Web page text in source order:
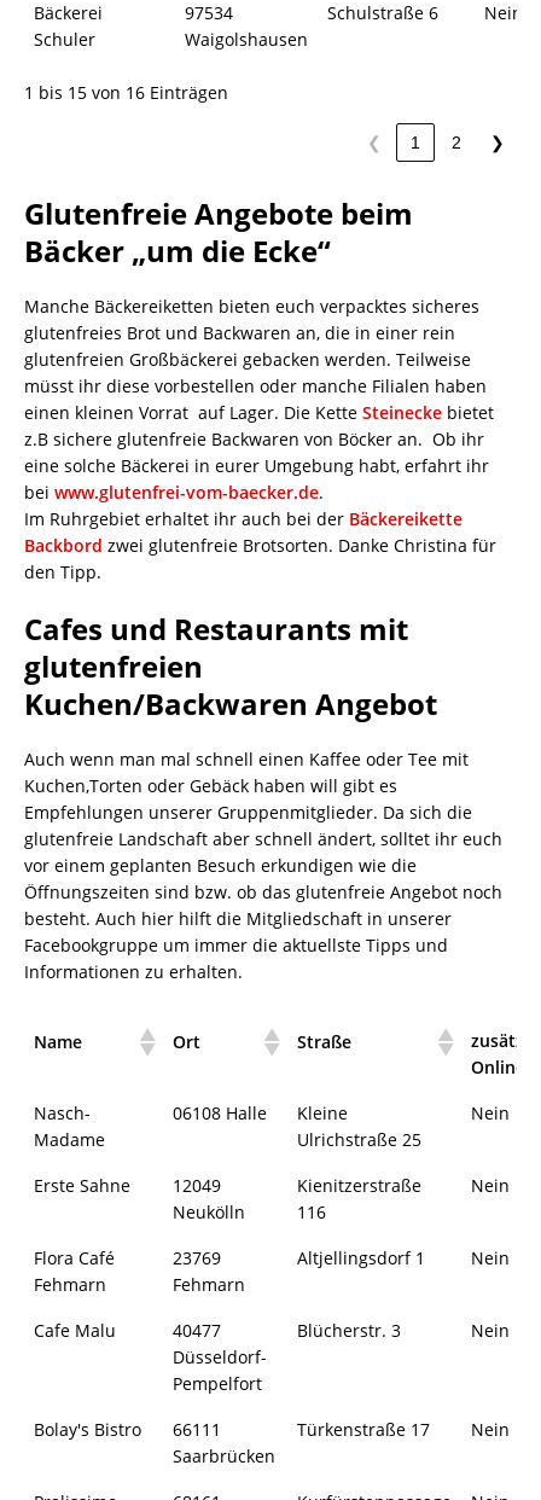
Bäckerei
Schuler
97534
Waigolshausen
Schulstraße 6 Nein
1 bis 15 von 16 Einträgen
❮ 1 2 ❯
Glutenfreie Angebote beim
Bäcker „um die Ecke“
Manche Bäckereiketten bieten euch verpacktes sicheres
glutenfreies Brot und Backwaren an, die in einer rein
glutenfreien Großbäckerei gebacken werden. Teilweise
müsst ihr diese vorbestellen oder manche Filialen haben
einen kleinen Vorrat auf Lager. Die Kette Steinecke bietet
z.B sichere glutenfreie Backwaren von Böcker an. Ob ihr
eine solche Bäckerei in eurer Umgebung habt, erfahrt ihr
bei www.glutenfrei-vom-baecker.de.
Im Ruhrgebiet erhaltet ihr auch bei der Bäckereikette
Backbord zwei glutenfreie Brotsorten. Danke Christina für
den Tipp.
Cafes und Restaurants mit
glutenfreien
Kuchen/Backwaren Angebot
Auch wenn man mal schnell einen Kaffee oder Tee mit
Kuchen,Torten oder Gebäck haben will gibt es
Empfehlungen unserer Gruppenmitglieder. Da sich die
glutenfreie Landschaft aber schnell ändert, solltet ihr euch
vor einem geplanten Besuch erkundigen wie die
Öffnungszeiten sind bzw. ob das glutenfreie Angebot noch
besteht. Auch hier hilft die Mitgliedschaft in unserer
Facebookgruppe um immer die aktuellste Tipps und
Informationen zu erhalten.
Name Ort Straße
Online-
Nasch-
Madame
06108 Halle
Kleine
Ulrichstraße 25
Nein
Erste Sahne
12049
Neukölln
Kienitzerstraße
116
Nein
Flora Café
Fehmarn
23769
Fehmarn
Altjellingsdorf 1 Nein
Cafe Malu
40477
Düsseldorf-
Pempelfort
Blücherstr. 3 Nein
Bolay's Bistro
66111
Saarbrücken
Türkenstraße 17 Nein